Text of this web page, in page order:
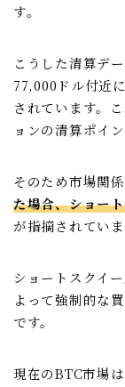
す。
こうした清算デ
77,000ドル付近
されています。
ョンの清算ポイ
そのため市場関係
た場合、ショー
が指摘されていま
ショートスクイ
よって強制的な
です。
現在のBTC市場は